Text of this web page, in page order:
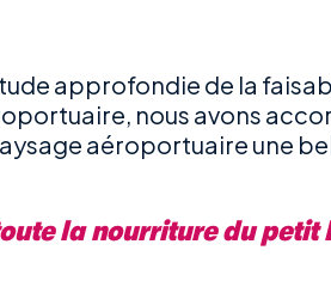
approfondie de la
nous avons
aéroportuaire une
la nourriture du petit